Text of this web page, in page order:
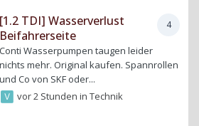
4
[1.2 TDI] Wasserverlust
Beifahrerseite
Conti Wasserpumpen taugen leider
nichts mehr. Original kaufen. Spannrollen
und Co von SKF oder...
vor 2 Stunden inTechnik